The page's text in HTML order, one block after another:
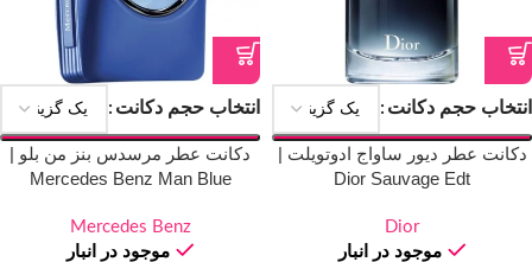
انتخاب حجم دکانت
دکانت عطر دیور ساواج ادوتویلت |
Dior Sauvage Edt
Dior
موجود در انبار
انتخاب حجم دکانت
دکانت عطر مرسدس بنز من بلو |
Mercedes Benz Man Blue
Mercedes Benz
موجود در انبار